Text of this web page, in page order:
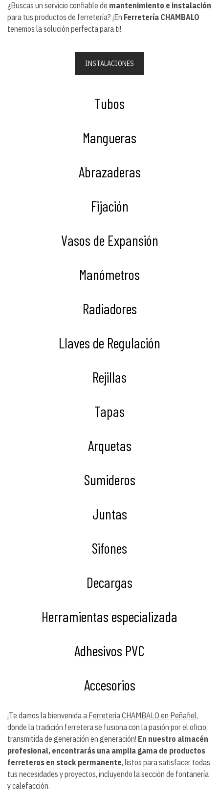
¿Buscas un servicio confiable de mantenimiento e instalación
para tus productos de ferretería? ¡En Ferretería CHAMBALO
tenemos la solución perfecta para ti!
INSTALACIONES
Tubos
Mangueras
Abrazaderas
Fijación
Vasos de Expansión
Manómetros
Radiadores
Llaves de Regulación
Rejillas
Tapas
Arquetas
Sumideros
Juntas
Sifones
Decargas
Herramientas especializada
Adhesivos PVC
Accesorios
¡Te damos la bienvenida a Ferretería CHAMBALO en Peñafiel,
donde la tradición ferretera se fusiona con la pasión por el oficio,
transmitida de generación en generación! En nuestro almacén
profesional, encontrarás una amplia gama de productos
ferreteros en stock permanente, listos para satisfacer todas
tus necesidades y proyectos, incluyendo la sección de fontanería
y calefacción.